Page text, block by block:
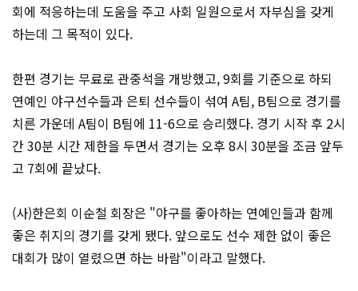
회에 적응하는데 도움을 주고 사회 일원으로서 자부심을 갖게
하는데 그 목적이 있다.
한편 경기는 무료로 관중석을 개방했고, 9회를 기준으로 하되
연예인 야구선수들과 은퇴 선수들이 섞여 A팀, B팀으로 경기를
치른 가운데 A팀이 B팀에 11-6으로 승리했다. 경기 시작 후 2시
간 30분 시간 제한을 두면서 경기는 오후 8시 30분을 조금 앞두
고 7회에 끝났다.
(사)한은회 이순철 회장은 "야구를 좋아하는 연예인들과 함께
좋은 취지의 경기를 갖게 됐다. 앞으로도 선수 제한 없이 좋은
대회가 많이 열렸으면 하는 바람"이라고 말했다.